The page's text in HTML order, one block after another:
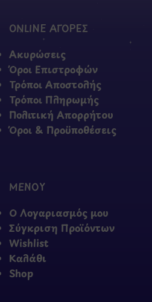
ONLINE ΑΓΟΡΕΣ
Ακυρώσεις
Όροι Επιστροφών
Τρόποι Αποστολής
Τρόποι Πληρωμής
Πολιτική Απορρήτου
Όροι & Προϋποθέσεις
ΜΕΝΟΥ
Ο Λογαριασμός μου
Σύγκριση Προϊόντων
Wishlist
Καλάθι
Shop